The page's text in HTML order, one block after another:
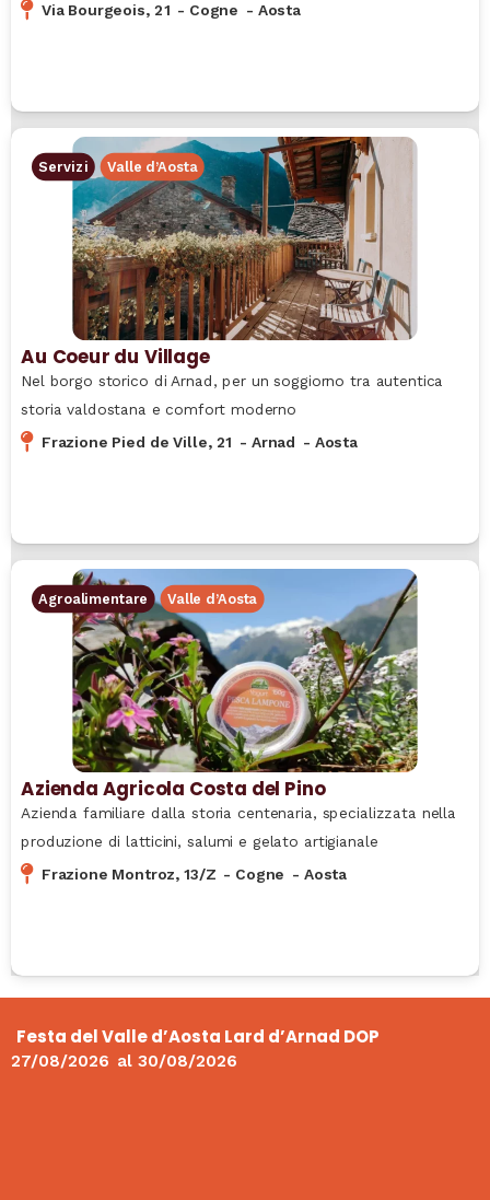
Via Bourgeois, 21 - Cogne - Aosta
Servizi Valle d’Aosta
Au Coeur du Village
Nel borgo storico di Arnad, per un soggiorno tra autentica
storia valdostana e comfort moderno
Frazione Pied de Ville, 21 - Arnad - Aosta
Agroalimentare Valle d’Aosta
Azienda Agricola Costa del Pino
Azienda familiare dalla storia centenaria, specializzata nella
produzione di latticini, salumi e gelato artigianale
Frazione Montroz, 13/Z - Cogne - Aosta
Festa del Valle d’Aosta Lard d’Arnad DOP
27/08/2026 al 30/08/2026